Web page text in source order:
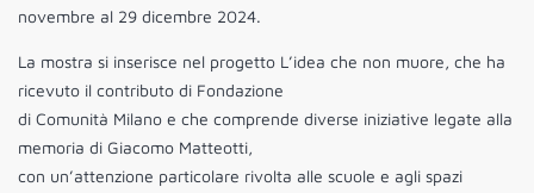
novembre al 29 dicembre 2024.
La mostra si inserisce nel progetto L’idea che non muore, che ha
ricevuto il contributo di Fondazione
di Comunità Milano e che comprende diverse iniziative legate alla
memoria di Giacomo Matteotti,
con un’attenzione particolare rivolta alle scuole e agli spazi